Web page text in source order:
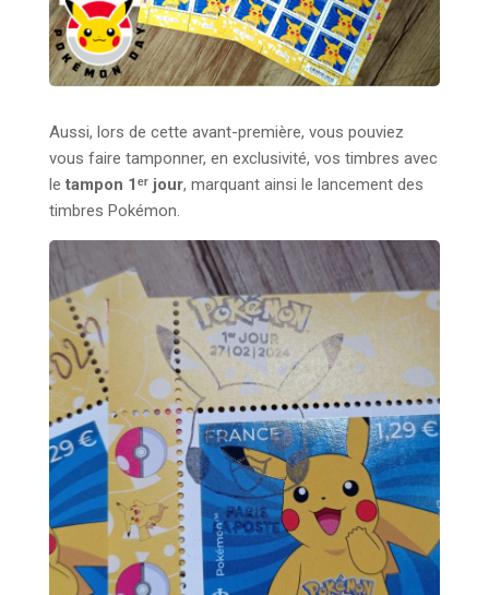
Aussi, lors de cette avant-première, vous pouviez
vous faire tamponner, en exclusivité, vos timbres avec
le tampon 1ᵉʳ jour, marquant ainsi le lancement des
timbres Pokémon.